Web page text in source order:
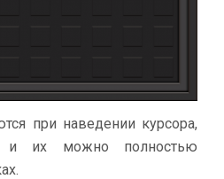
при наведении курсора,
и их можно полностью